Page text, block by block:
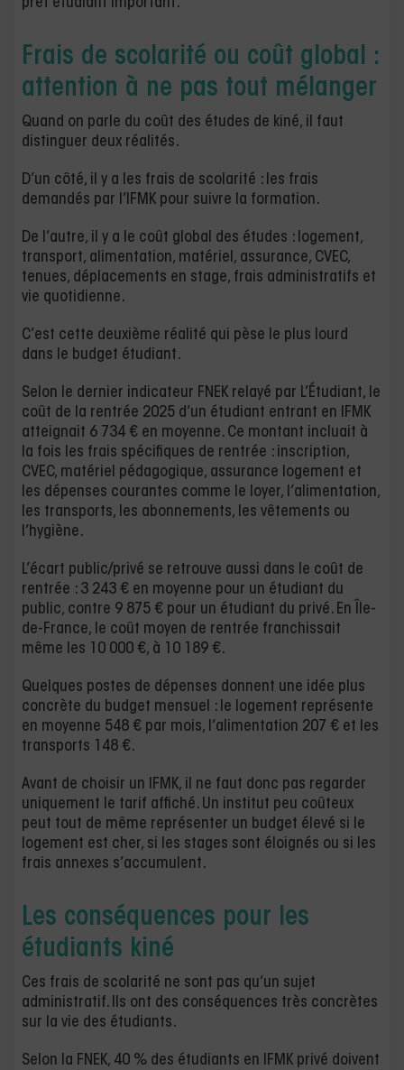
prêt étudiant important.
Frais de scolarité ou coût global :
attention à ne pas tout mélanger
Quand on parle du coût des études de kiné, il faut
distinguer deux réalités.
D’un côté, il y a les frais de scolarité : les frais
demandés par l’IFMK pour suivre la formation.
De l’autre, il y a le coût global des études : logement,
transport, alimentation, matériel, assurance, CVEC,
tenues, déplacements en stage, frais administratifs et
vie quotidienne.
C’est cette deuxième réalité qui pèse le plus lourd
dans le budget étudiant.
Selon le dernier indicateur FNEK relayé par L’Étudiant, le
coût de la rentrée 2025 d’un étudiant entrant en IFMK
atteignait 6 734 € en moyenne. Ce montant incluait à
la fois les frais spécifiques de rentrée : inscription,
CVEC, matériel pédagogique, assurance logement et
les dépenses courantes comme le loyer, l’alimentation,
les transports, les abonnements, les vêtements ou
l’hygiène.
L’écart public/privé se retrouve aussi dans le coût de
rentrée : 3 243 € en moyenne pour un étudiant du
public, contre 9 875 € pour un étudiant du privé. En Île-
de-France, le coût moyen de rentrée franchissait
même les 10 000 €, à 10 189 €.
Quelques postes de dépenses donnent une idée plus
concrète du budget mensuel : le logement représente
en moyenne 548 € par mois, l’alimentation 207 € et les
transports 148 €.
Avant de choisir un IFMK, il ne faut donc pas regarder
uniquement le tarif affiché. Un institut peu coûteux
peut tout de même représenter un budget élevé si le
logement est cher, si les stages sont éloignés ou si les
frais annexes s’accumulent.
Les conséquences pour les
étudiants kiné
Ces frais de scolarité ne sont pas qu’un sujet
administratif. Ils ont des conséquences très concrètes
sur la vie des étudiants.
Selon la FNEK, 40 % des étudiants en IFMK privé doivent